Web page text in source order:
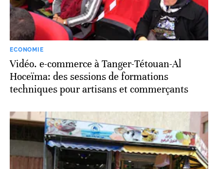
ECONOMIE
Vidéo. e-commerce à Tanger-Tétouan-Al
Hoceïma: des sessions de formations
techniques pour artisans et commerçants